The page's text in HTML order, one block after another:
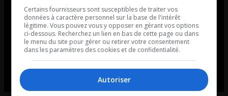
Certains fournisseurs sont susceptibles de traiter vos
données à caractère personnel sur la base de l'intérêt
légitime. Vous pouvez vous y opposer en gérant vos options
ci-dessous. Recherchez un lien en bas de cette page ou dans
le menu du site pour gérer ou retirer votre consentement
dans les paramètres des cookies et de confidentialité.
Autoriser